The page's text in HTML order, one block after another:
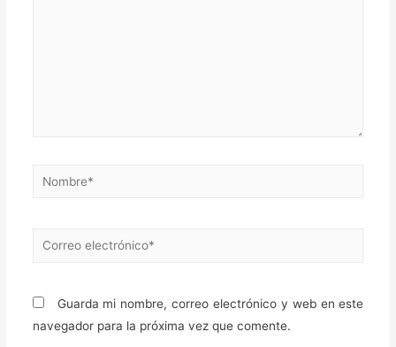
Nombre*
Correo
Guarda mi nombre, correo electrónico y web en este
navegador para la próxima vez que comente.